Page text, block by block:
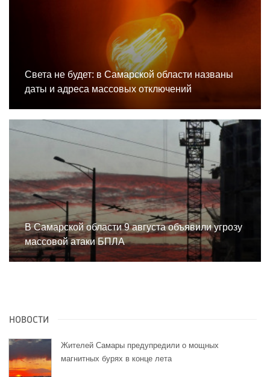
Света не будет: в Самарской области названы
даты и адреса массовых отключений
В Самарской области 9 августа объявили угрозу
массовой атаки БПЛА
НОВОСТИ
Жителей Самары предупредили о мощных
магнитных бурях в конце лета